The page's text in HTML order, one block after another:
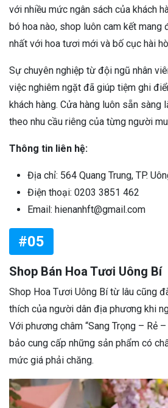
với nhiều mức ngân sách của khách
bó hoa nào, shop luôn cam kết mang
nhất với hoa tươi mới và bố cục hài
Sự chuyên nghiệp từ đội ngũ nhân
việc nghiêm ngặt đã giúp tiệm ghi
khách hàng. Cửa hàng luôn sẵn sàng
theo nhu cầu riêng của từng người
Thông tin liên hệ:
Địa chỉ: 564 Quang Trung, TP.
Điện thoại: 0203 3851 462
Email: hienanhft@gmail.com
#05
Shop Bán Hoa Tươi Uông Bí
Shop Hoa Tươi Uông Bí từ lâu cũng
thích của người dân địa phương khi
Với phương châm “Sang Trọng – Rẻ
bảo cung cấp những sản phẩm có
mức giá phải chăng.